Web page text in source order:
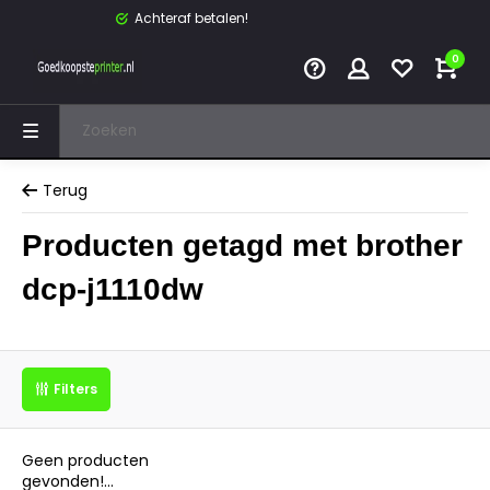
Achteraf betalen!
0
Terug
Producten getagd met brother
dcp-j1110dw
Filters
Geen producten
gevonden!...